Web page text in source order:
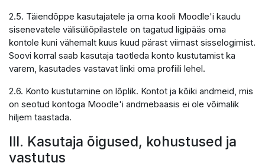
2.5. Täiendõppe kasutajatele ja oma kooli Moodle'i kaudu
sisenevatele välisüliõpilastele on tagatud ligipääs oma
kontole kuni vähemalt kuus kuud pärast viimast sisselogimist.
Soovi korral saab kasutaja taotleda konto kustutamist ka
varem, kasutades vastavat linki oma profiili lehel.
2.6. Konto kustutamine on lõplik. Kontot ja kõiki andmeid, mis
on seotud kontoga Moodle'i andmebaasis ei ole võimalik
hiljem taastada.
III. Kasutaja õigused, kohustused ja
vastutus